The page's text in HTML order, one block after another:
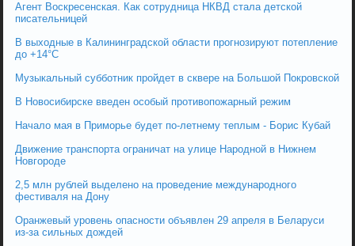
Агент Воскресенская. Как сотрудница НКВД стала детской
писательницей
В выходные в Калининградской области прогнозируют потепление
до +14°C
Музыкальный субботник пройдет в сквере на Большой Покровской
В Новосибирске введен особый противопожарный режим
Начало мая в Приморье будет по-летнему теплым - Борис Кубай
Движение транспорта ограничат на улице Народной в Нижнем
Новгороде
2,5 млн рублей выделено на проведение международного
фестиваля на Дону
Оранжевый уровень опасности объявлен 29 апреля в Беларуси
из-за сильных дождей